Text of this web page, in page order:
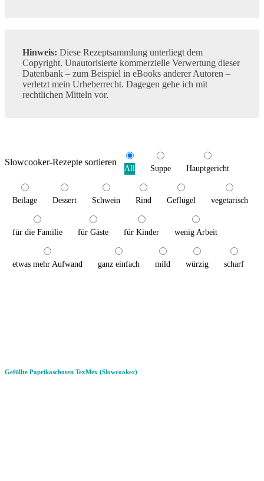
Hinweis: Diese Rezeptsammlung unterliegt dem
Copyright. Unautorisierte kommerzielle Verwertung dieser
Datenbank – zum Beispiel in eBooks anderer Autoren –
verletzt mein Urheberrecht. Dagegen gehe ich mit
rechtlichen Mitteln vor.
Slowcooker-Rezepte sortieren
All Suppe Hauptgericht
Beilage Dessert Schwein Rind Geflügel vegetarisch
für die Familie für Gäste für Kinder wenig Arbeit
etwas mehr Aufwand ganz einfach mild würzig scharf
Gefüllte Paprikaschoten TexMex (Slowcooker)